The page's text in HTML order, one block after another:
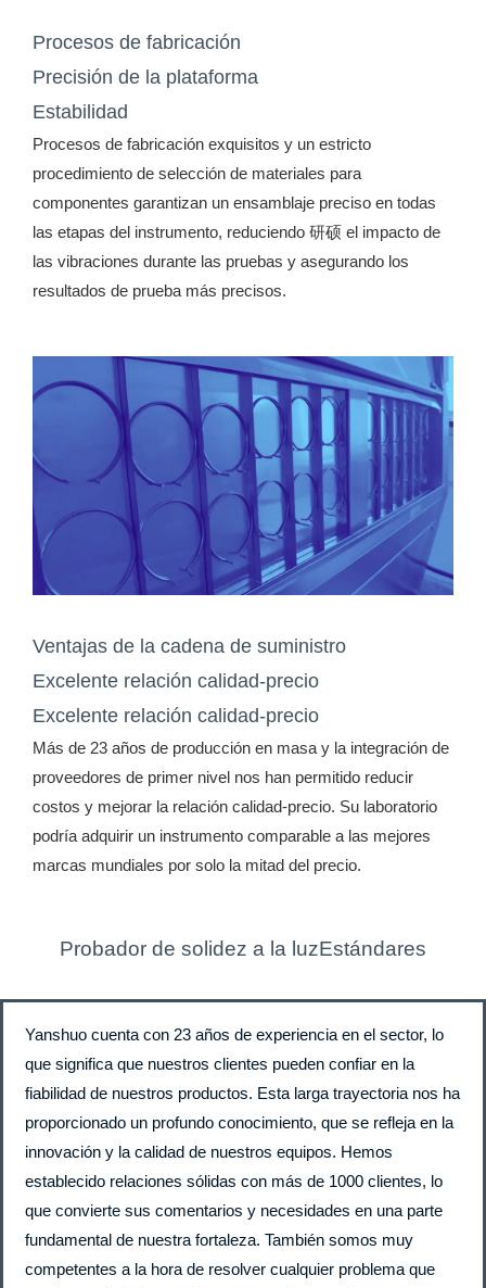
Procesos de fabricación
Precisión de la plataforma
Estabilidad
Procesos de fabricación exquisitos y un estricto
procedimiento de selección de materiales para
componentes garantizan un ensamblaje preciso en todas
las etapas del instrumento, reduciendo 研硕 el impacto de
las vibraciones durante las pruebas y asegurando los
resultados de prueba más precisos.
Ventajas de la cadena de suministro
Excelente relación calidad-precio
Excelente relación calidad-precio
Más de 23 años de producción en masa y la integración de
proveedores de primer nivel nos han permitido reducir
costos y mejorar la relación calidad-precio. Su laboratorio
podría adquirir un instrumento comparable a las mejores
marcas mundiales por solo la mitad del precio.
Probador de solidez a la luzEstándares
Yanshuo cuenta con 23 años de experiencia en el sector, lo
que significa que nuestros clientes pueden confiar en la
fiabilidad de nuestros productos. Esta larga trayectoria nos ha
proporcionado un profundo conocimiento, que se refleja en la
innovación y la calidad de nuestros equipos. Hemos
establecido relaciones sólidas con más de 1000 clientes, lo
que convierte sus comentarios y necesidades en una parte
fundamental de nuestra fortaleza. También somos muy
competentes a la hora de resolver cualquier problema que